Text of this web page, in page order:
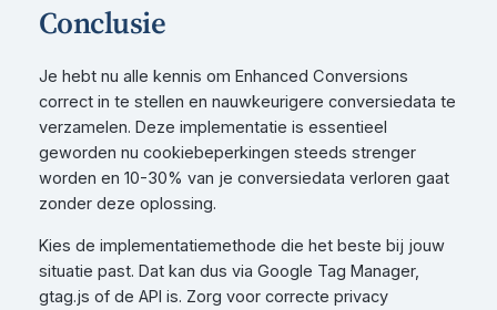
Conclusie
Je hebt nu alle kennis om Enhanced Conversions
correct in te stellen en nauwkeurigere conversiedata te
verzamelen. Deze implementatie is essentieel
geworden nu cookiebeperkingen steeds strenger
worden en 10-30% van je conversiedata verloren gaat
zonder deze oplossing.
Kies de implementatiemethode die het beste bij jouw
situatie past. Dat kan dus via Google Tag Manager,
gtag.js of de API is. Zorg voor correcte privacy